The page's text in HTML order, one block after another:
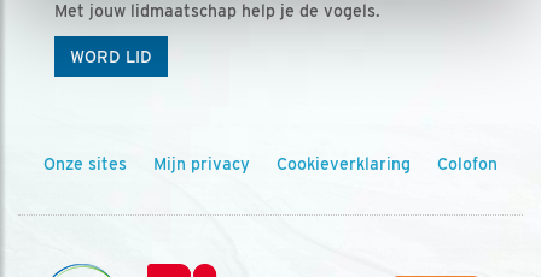
Met jouw lidmaatschap help je de vogels.
WORD LID
Onze sites Mijn privacy Cookieverklaring Colofon